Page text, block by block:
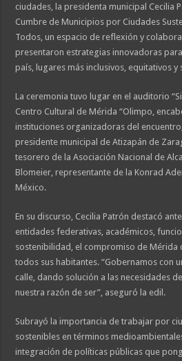
ciudades, la presidenta municipal Cecilia
Cumbre de Municipios por Ciudades
Todos, un espacio de reflexión y
presentaron estrategias innovadoras
país, lugares más inclusivos, equitativos y
La ceremonia tuvo lugar en el auditorio
Centro Cultural de Mérida “Olimpo,
instituciones organizadoras del
presidente municipal de Atizapán de
tesorero de la Asociación Nacional de
Blomeier, representante de la Konrad
México.
En su discurso, Cecilia Patrón destacó
entidades federativas, académicos,
sostenibilidad, el compromiso de Mérida
todos sus habitantes. “Gobernamos con
calle, dando solución a las necesidades
nuestra razón de ser”, aseguró la edil.
Subrayó la importancia de trabajar por
sostenibles en términos
integración de políticas públicas que